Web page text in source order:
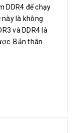
DDR4 để chạy
này là không
và DDR4 là
Bản thân